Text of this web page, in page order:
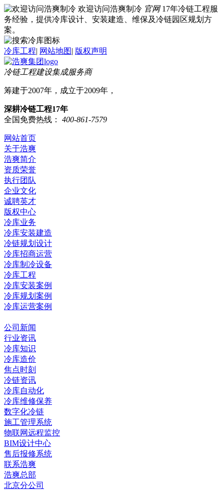
欢迎访问浩爽制冷 官网 17年冷链工程服
务经验，提供冷库设计、安装建造、维保及冷链园区规划方
案。
冷库工程| 网站地图| 版权声明
冷链工程建设集成服务商
筹建于2007年，成立于2009年，
深耕冷链工程17年
全国免费热线：
400-861-7579
网站首页
关于浩爽
浩爽简介
资质荣誉
执行团队
企业文化
诚聘英才
版权中心
冷库业务
冷库安装建造
冷链规划设计
冷库招商运营
冷库制冷设备
冷库工程
冷库安装案例
冷库规划案例
冷库运营案例
公司新闻
行业资讯
冷库知识
冷库造价
焦点时刻
冷链资讯
冷库自动化
冷库维修保养
数字化冷链
施工管理系统
物联网远程监控
BIM设计中心
售后报修系统
联系浩爽
浩爽总部
北京分公司